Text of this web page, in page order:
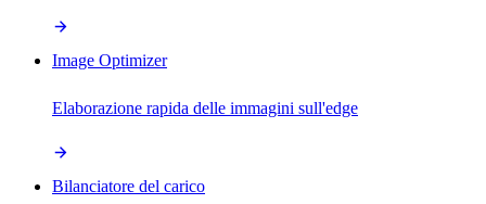
Image Optimizer
Elaborazione rapida delle immagini sull'edge
Bilanciatore del carico